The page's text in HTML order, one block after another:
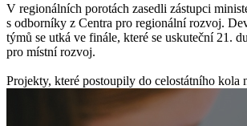
V regionálních porotách zasedli zástupci
s odborníky z Centra pro regionální rozvoj.
týmů se utká ve finále, které se uskuteční 21.
pro místní rozvoj.
Projekty, které postoupily do celostátního kola